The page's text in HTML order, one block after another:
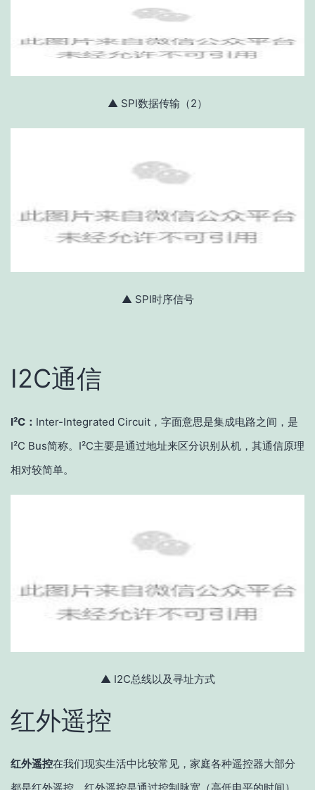
▲ SPI数据传输（2）
▲ SPI时序信号
I2C通信
I²C： Inter-Integrated Circuit，字面意思是集成电路之间，是
I²C Bus简称。I²C主要是通过地址来区分识别从机，其通信原理
相对较简单。
▲ I2C总线以及寻址方式
红外遥控
红外遥控在我们现实生活中比较常见，家庭各种遥控器大部分